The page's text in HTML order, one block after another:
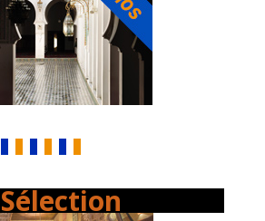
Sélection